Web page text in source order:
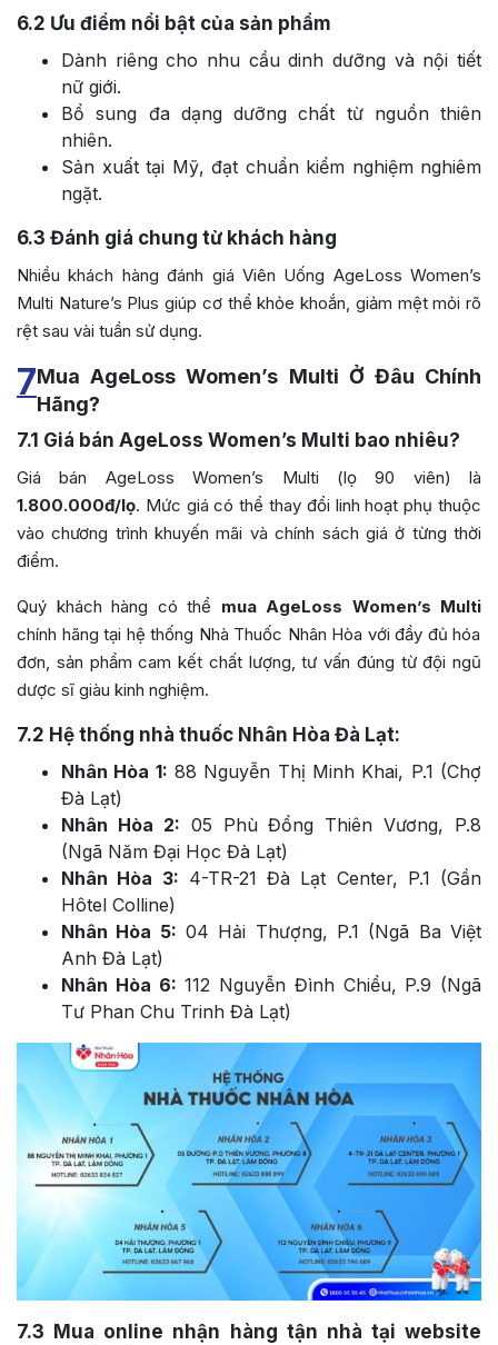
6.2 Ưu điểm nổi bật của sản phẩm
Dành riêng cho nhu cầu dinh dưỡng và nội tiết
nữ giới.
Bổ sung đa dạng dưỡng chất từ nguồn thiên
nhiên.
Sản xuất tại Mỹ, đạt chuẩn kiểm nghiệm nghiêm
ngặt.
6.3 Đánh giá chung từ khách hàng
Nhiều khách hàng đánh giá Viên Uống AgeLoss Women’s
Multi Nature’s Plus giúp cơ thể khỏe khoắn, giảm mệt mỏi rõ
rệt sau vài tuần sử dụng.
7Mua AgeLoss Women’s Multi Ở Đâu Chính
Hãng?
7.1 Giá bán AgeLoss Women’s Multi bao nhiêu?
Giá bán AgeLoss Women’s Multi (lọ 90 viên) là
1.800.000đ/lọ. Mức giá có thể thay đổi linh hoạt phụ thuộc
vào chương trình khuyến mãi và chính sách giá ở từng thời
điểm.
Quý khách hàng có thể mua AgeLoss Women’s Multi
chính hãng tại hệ thống Nhà Thuốc Nhân Hòa với đầy đủ hóa
đơn, sản phẩm cam kết chất lượng, tư vấn đúng từ đội ngũ
dược sĩ giàu kinh nghiệm.
7.2 Hệ thống nhà thuốc Nhân Hòa Đà Lạt:
Nhân Hòa 1: 88 Nguyễn Thị Minh Khai, P.1 (Chợ
Đà Lạt)
Nhân Hòa 2: 05 Phù Đổng Thiên Vương, P.8
(Ngã Năm Đại Học Đà Lạt)
Nhân Hòa 3: 4-TR-21 Đà Lạt Center, P.1 (Gần
Hôtel Colline)
Nhân Hòa 5: 04 Hải Thượng, P.1 (Ngã Ba Việt
Anh Đà Lạt)
Nhân Hòa 6: 112 Nguyễn Đình Chiểu, P.9 (Ngã
Tư Phan Chu Trinh Đà Lạt)
7.3 Mua online nhận hàng tận nhà tại website